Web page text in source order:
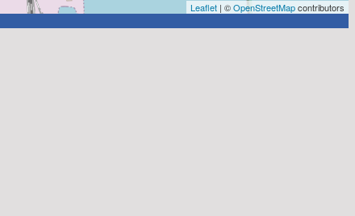
Leaflet | ©OpenStreetMapcontributors